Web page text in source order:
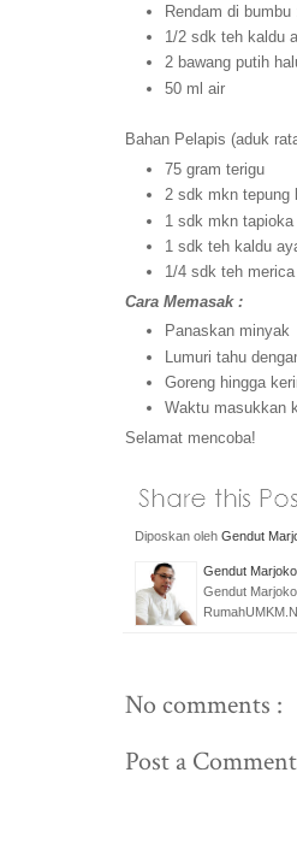
Rendam di bumbu
1/2 sdk teh kaldu
2 bawang putih
50 ml air
Bahan Pelapis (aduk
75 gram terigu
2 sdk mkn tepung
1 sdk mkn tapioka
1 sdk teh kaldu
1/4 sdk teh merica
Cara Memasak :
Panaskan minyak
Lumuri tahu
Goreng hingga
Waktu masukkan
Selamat mencoba!
Diposkan oleh Gendut
Gendut Marjoko
Gendut
No comments :
Post a Comment